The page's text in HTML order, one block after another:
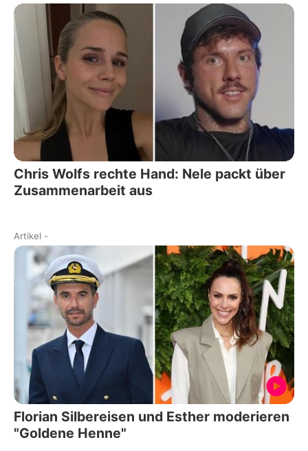
Chris Wolfs rechte Hand: Nele packt über
Zusammenarbeit aus
Artikel -
Florian Silbereisen und Esther moderieren
"Goldene Henne"